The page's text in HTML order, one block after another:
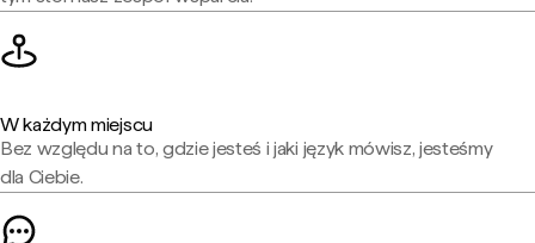
W każdym miejscu
Bez względu na to, gdzie jesteś i jaki język mówisz, jesteśmy
dla Ciebie.